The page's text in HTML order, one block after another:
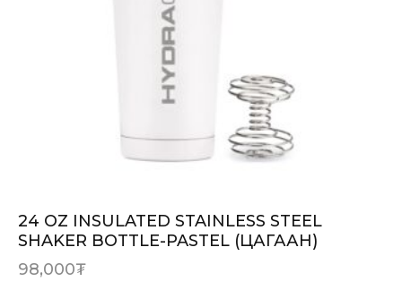
24 OZ INSULATED STAINLESS STEEL
SHAKER BOTTLE-PASTEL (ЦАГААН)
98,000₮